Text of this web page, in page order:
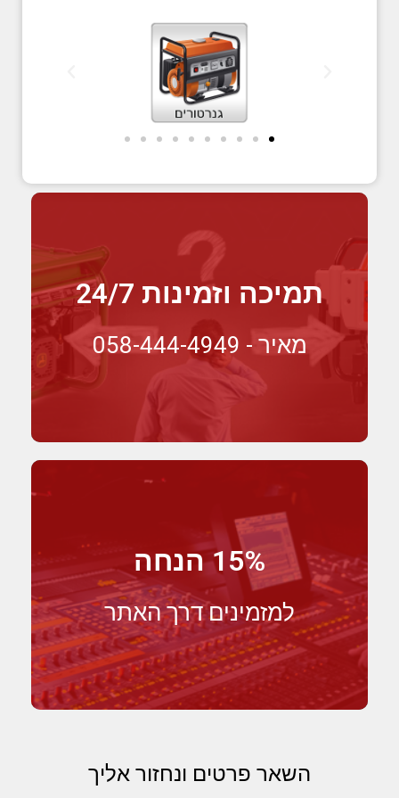
תמיכה וזמינות 24/7
מאיר - 058-444-4949
15% הנחה
למזמינים דרך האתר
השאר פרטים ונחזור אליך